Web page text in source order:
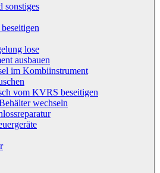
sonstiges
lose
ausbauen
im Kombiinstrument
vom KVRS beseitigen
wechseln